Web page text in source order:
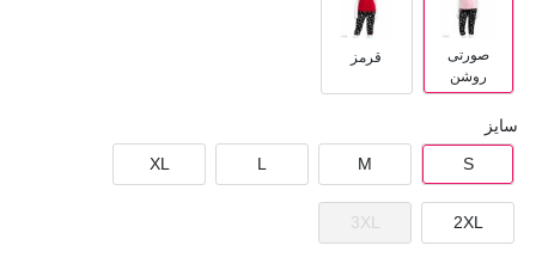
صورتی
روشن
قرمز
سایز
S
M
L
XL
2XL
3XL